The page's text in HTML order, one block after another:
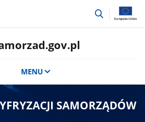
przejdź
MENU
SAMORZĄDÓW